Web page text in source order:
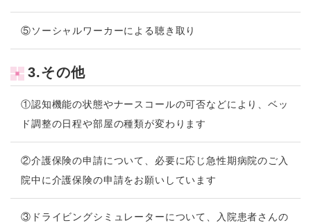
⑤ソーシャルワーカーによる聴き取り
3.その他
①認知機能の状態やナースコールの可否などにより、ベッ
ド調整の日程や部屋の種類が変わります
②介護保険の申請について、必要に応じ急性期病院のご入
院中に介護保険の申請をお願いしています
③ドライビングシミュレーターについて、入院患者さんの